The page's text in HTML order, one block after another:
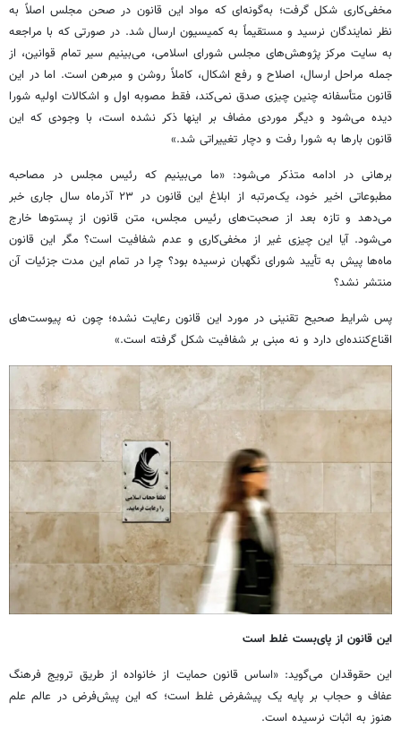
مخفی‌کاری شکل گرفت؛ به‌گونه‌ای که مواد این قانون در صحن مجلس اصلاً به
نظر نمایندگان نرسید و مستقیماً به کمیسیون ارسال شد. در صورتی که با مراجعه
به سایت مرکز پژوهش‌های مجلس شورای اسلامی، می‌بینیم سیر تمام قوانین، از
جمله مراحل ارسال، اصلاح و رفع اشکال، کاملاً روشن و مبرهن است. اما در این
قانون متأسفانه چنین چیزی صدق نمی‌کند، فقط مصوبه اول و اشکالات اولیه شورا
دیده می‌شود و دیگر موردی مضاف بر اینها ذکر نشده است، با وجودی که این
قانون بارها به شورا رفت و دچار تغییراتی شد.»
برهانی در ادامه متذکر می‌شود: «ما می‌بینیم که رئیس مجلس در مصاحبه
مطبوعاتی اخیر خود، یک‌مرتبه از ابلاغ این قانون در ۲۳ آذرماه سال جاری خبر
می‌دهد و تازه بعد از صحبت‌های رئیس مجلس، متن قانون از پستوها خارج
می‌شود. آیا این چیزی غیر از مخفی‌کاری و عدم شفافیت است؟ مگر این قانون
ماه‌ها پیش به تأیید شورای نگهبان نرسیده بود؟ چرا در تمام این مدت جزئیات آن
منتشر نشد؟
پس شرایط صحیح تقنینی در مورد این قانون رعایت نشده؛ چون نه پیوست‌های
اقناع‌کننده‌ای دارد و نه مبنی بر شفافیت شکل گرفته است.»
این قانون از پای‌بست غلط است
این حقوقدان می‌گوید: «اساس قانون حمایت از خانواده از طریق ترویج فرهنگ
عفاف و حجاب بر پایه یک پیشفرض غلط است؛ که این پیش‌فرض در عالم علم
هنوز به اثبات نرسیده است.